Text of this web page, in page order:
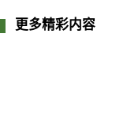
更多精彩内容